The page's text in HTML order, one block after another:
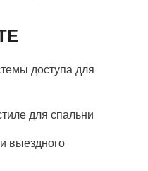
доступа для
для спальни
выездного